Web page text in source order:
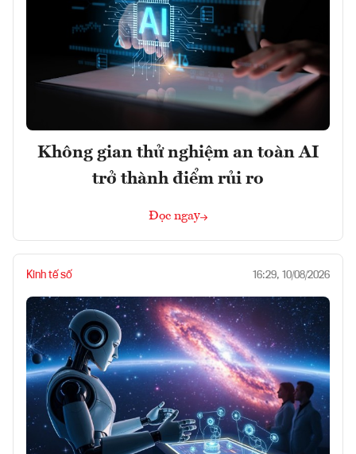
Không gian thử nghiệm an toàn AI
trở thành điểm rủi ro
Đọc ngay
Kinh tế số 16:29, 10/08/2026